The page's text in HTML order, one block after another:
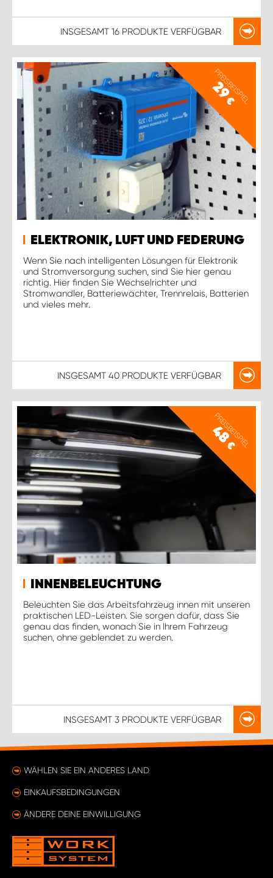
INSGESAMT 16 PRODUKTE VERFÜGBAR
PREISBEISPIEL
29
€
ELEKTRONIK, LUFT UND FEDERUNG
Wenn Sie nach intelligenten Lösungen für Elektronik
und Stromversorgung suchen, sind Sie hier genau
richtig. Hier finden Sie Wechselrichter und
Stromwandler, Batteriewächter, Trennrelais, Batterien
und vieles mehr.
INSGESAMT 40 PRODUKTE VERFÜGBAR
PREISBEISPIEL
48
€
INNENBELEUCHTUNG
Beleuchten Sie das Arbeitsfahrzeug innen mit unseren
praktischen LED-Leisten. Sie sorgen dafür, dass Sie
genau das finden, wonach Sie in Ihrem Fahrzeug
suchen, ohne geblendet zu werden.
INSGESAMT 3 PRODUKTE VERFÜGBAR
WÄHLEN SIE EIN ANDERES LAND
EINKAUFSBEDINGUNGEN
ÄNDERE DEINE EINWILLIGUNG